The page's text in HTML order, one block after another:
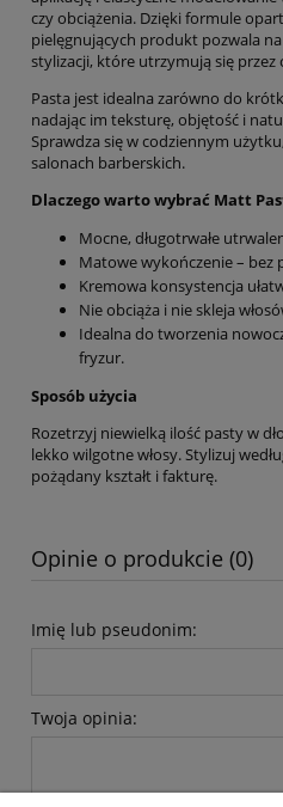
czy obciążenia. Dzięki formule
pielęgnujących produkt pozwala
stylizacji, które utrzymują się przez
Pasta jest idealna zarówno do
nadając im teksturę, objętość i
Sprawdza się w codziennym
salonach barberskich.
Dlaczego warto wybrać Matt
Mocne, długotrwałe
Matowe wykończenie – bez
Kremowa konsystencja
Nie obciąża i nie skleja
Idealna do tworzenia
fryzur.
Sposób użycia
Rozetrzyj niewielką ilość pasty w
lekko wilgotne włosy. Stylizuj
pożądany kształt i fakturę.
Opinie o produkcie (0)
Imię lub pseudonim:
Twoja opinia: